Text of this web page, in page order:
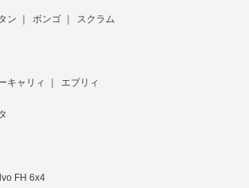
ン ボンゴ
スクラム
キャリィ
エブリィ
FH 6x4